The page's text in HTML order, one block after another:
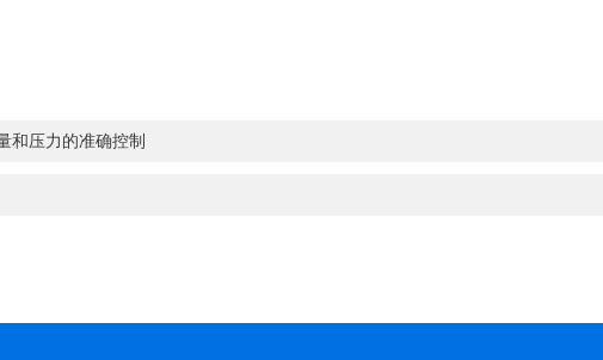
和压力的准确控制